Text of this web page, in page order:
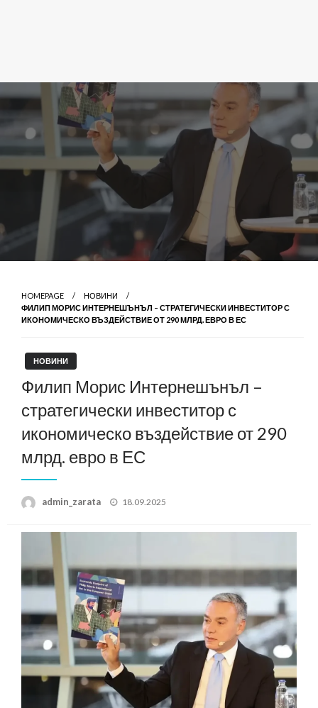
HOMEPAGE
НОВИНИ
ФИЛИП МОРИС ИНТЕРНЕШЪНЪЛ – СТРАТЕГИЧЕСКИ ИНВЕСТИТОР С
ИКОНОМИЧЕСКО ВЪЗДЕЙСТВИЕ ОТ 290 МЛРД. ЕВРО В ЕС
НОВИНИ
Филип Морис Интернешънъл –
стратегически инвеститор с
икономическо въздействие от 290
млрд. евро в ЕС
admin_zarata
Posted
18.09.2025